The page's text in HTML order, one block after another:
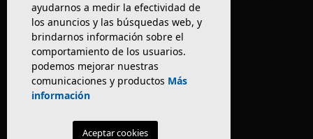
Inmo Olaya
Venta de edificios
Comprar restaurante en Barcelona
Negocios en rentabilidad en Barcelona
ayudarnos a medir la efectividad de
los anuncios y las búsquedas web, y
brindarnos información sobre el
comportamiento de los usuarios.
podemos mejorar nuestras
comunicaciones y productos Más
información
Aceptar cookies